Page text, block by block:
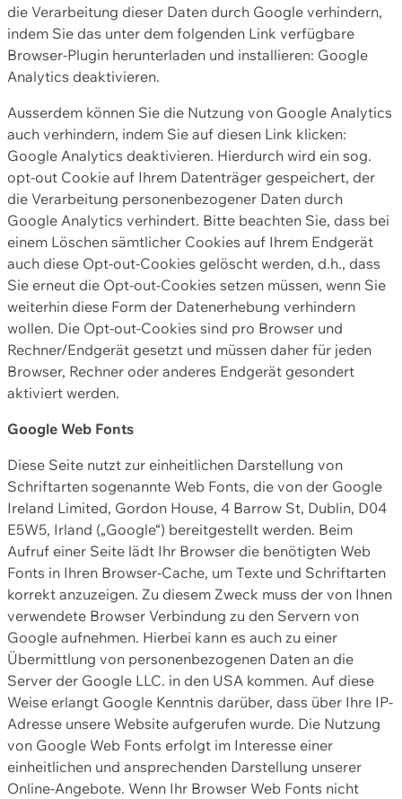
die Verarbeitung dieser Daten durch Google verhindern,
indem Sie das unter dem folgenden Link verfügbare
Browser-Plugin herunterladen und installieren: Google
Analytics deaktivieren.
Ausserdem können Sie die Nutzung von Google Analytics
auch verhindern, indem Sie auf diesen Link klicken:
Google Analytics deaktivieren. Hierdurch wird ein sog.
opt-out Cookie auf Ihrem Datenträger gespeichert, der
die Verarbeitung personenbezogener Daten durch
Google Analytics verhindert. Bitte beachten Sie, dass bei
einem Löschen sämtlicher Cookies auf Ihrem Endgerät
auch diese Opt-out-Cookies gelöscht werden, d.h., dass
Sie erneut die Opt-out-Cookies setzen müssen, wenn Sie
weiterhin diese Form der Datenerhebung verhindern
wollen. Die Opt-out-Cookies sind pro Browser und
Rechner/Endgerät gesetzt und müssen daher für jeden
Browser, Rechner oder anderes Endgerät gesondert
aktiviert werden.
Google Web Fonts
Diese Seite nutzt zur einheitlichen Darstellung von
Schriftarten sogenannte Web Fonts, die von der Google
Ireland Limited, Gordon House, 4 Barrow St, Dublin, D04
E5W5, Irland („Google“) bereitgestellt werden. Beim
Aufruf einer Seite lädt Ihr Browser die benötigten Web
Fonts in Ihren Browser-Cache, um Texte und Schriftarten
korrekt anzuzeigen. Zu diesem Zweck muss der von Ihnen
verwendete Browser Verbindung zu den Servern von
Google aufnehmen. Hierbei kann es auch zu einer
Übermittlung von personenbezogenen Daten an die
Server der Google LLC. in den USA kommen. Auf diese
Weise erlangt Google Kenntnis darüber, dass über Ihre IP-
Adresse unsere Website aufgerufen wurde. Die Nutzung
von Google Web Fonts erfolgt im Interesse einer
einheitlichen und ansprechenden Darstellung unserer
Online-Angebote. Wenn Ihr Browser Web Fonts nicht